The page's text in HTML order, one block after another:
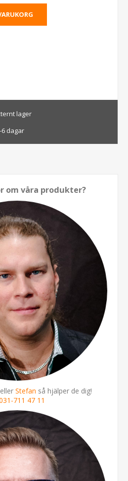
lager
6 dagar
om våra produkter?
eller Stefan så hjälper de dig!
711 47 11